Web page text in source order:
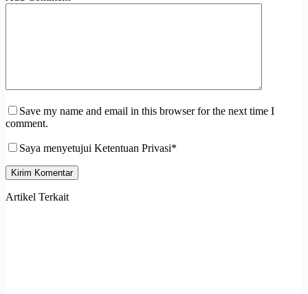
Save my name and email in this browser for the next time I
comment.
Saya menyetujui Ketentuan Privasi*
Kirim Komentar
Artikel Terkait